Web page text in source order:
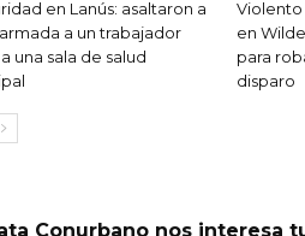
en Lanús: asaltaron a
a un trabajador
una sala de salud
en
para
disparo
Conurbano nos interesa